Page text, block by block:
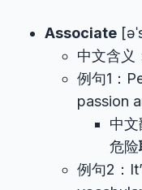
Associate
中文含义
例句1：
passion
中
危险
例句2：